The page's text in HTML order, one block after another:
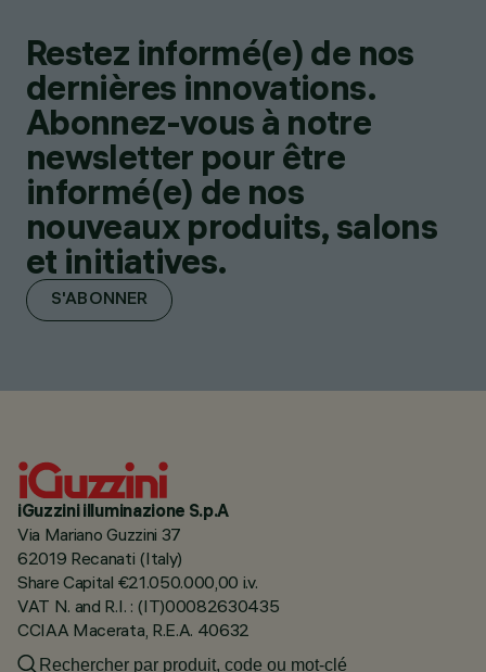
Restez informé(e) de nos
dernières innovations.
Abonnez-vous à notre
newsletter pour être
informé(e) de nos
nouveaux produits, salons
et initiatives.
S'ABONNER
iGuzzini illuminazione S.p.A
Via Mariano Guzzini 37
62019 Recanati (Italy)
Share Capital €21.050.000,00 i.v.
VAT N. and R.I. : (IT)00082630435
CCIAA Macerata, R.E.A. 40632